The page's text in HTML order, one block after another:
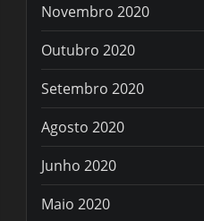
Novembro 2020
Outubro 2020
Setembro 2020
Agosto 2020
Junho 2020
Maio 2020